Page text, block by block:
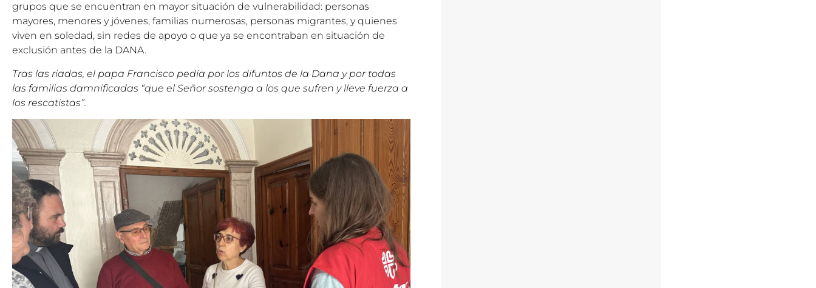
grupos que se encuentran en mayor situación de vulnerabilidad: personas
mayores, menores y jóvenes, familias numerosas, personas migrantes, y quienes
viven en soledad, sin redes de apoyo o que ya se encontraban en situación de
exclusión antes de la DANA.
Tras las riadas, el papa Francisco pedía por los difuntos de la Dana y por todas
las familias damnificadas “que el Señor sostenga a los que sufren y lleve fuerza a
los rescatistas”.